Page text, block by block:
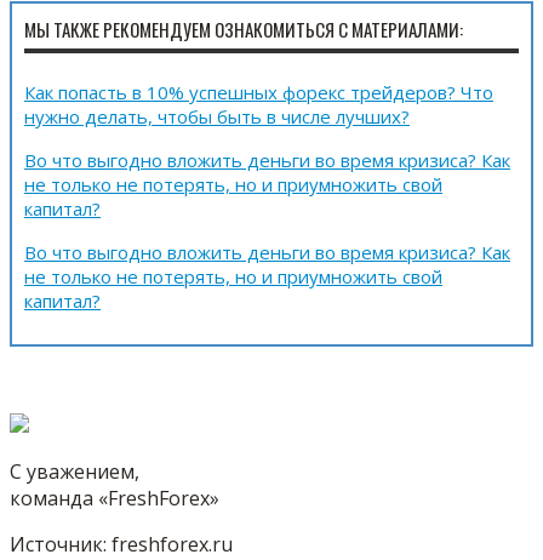
МЫ ТАКЖЕ РЕКОМЕНДУЕМ ОЗНАКОМИТЬСЯ С МАТЕРИАЛАМИ:
Как попасть в 10% успешных форекс трейдеров? Что
нужно делать, чтобы быть в числе лучших?
Во что выгодно вложить деньги во время кризиса? Как
не только не потерять, но и приумножить свой
капитал?
Во что выгодно вложить деньги во время кризиса? Как
не только не потерять, но и приумножить свой
капитал?
С уважением,
команда «FreshForex»
Источник: freshforex.ru